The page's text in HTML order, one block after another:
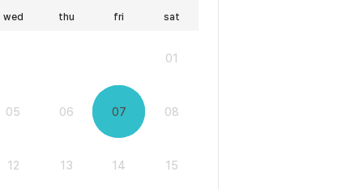
wed thu fri sat
01
05 06 07 08
12 13 14 15